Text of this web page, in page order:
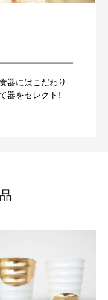
器にはこだわり
器をセレクト!